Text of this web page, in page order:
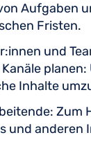
Aufgaben
Fristen.
und
planen:
Inhalte
Zum
und anderen